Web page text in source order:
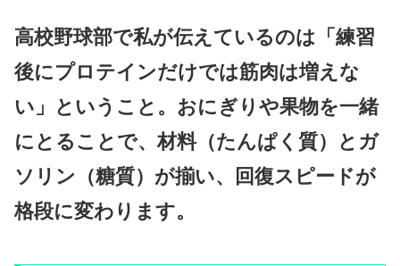
高校野球部で私が伝えているのは「練習
後にプロテインだけでは筋肉は増えな
い」ということ。おにぎりや果物を一緒
にとることで、材料（たんぱく質）とガ
ソリン（糖質）が揃い、回復スピードが
格段に変わります。